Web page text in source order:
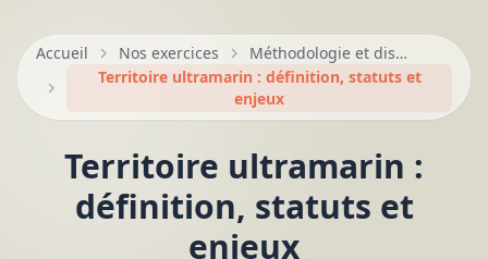
Accueil Nos exercices
Méthodologie et dissertation au bac
Territoire ultramarin : définition, statuts et
enjeux
Territoire ultramarin :
définition, statuts et
enjeux